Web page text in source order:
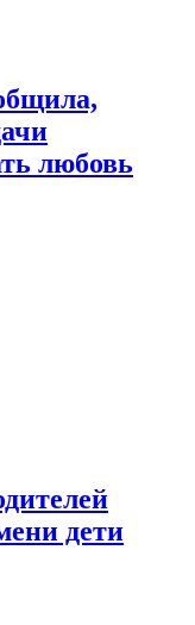
любовь
дети